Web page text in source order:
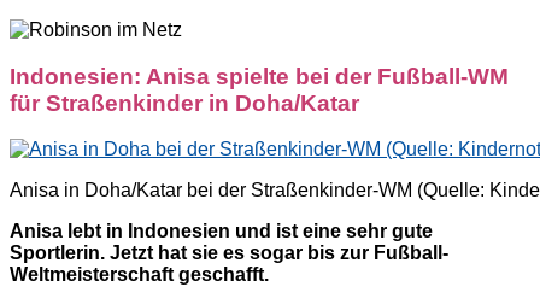
Indonesien: Anisa spielte bei der Fußball-WM
für Straßenkinder in Doha/Katar
Anisa in Doha/Katar bei der Straßenkinder-WM (Quelle:
Anisa lebt in Indonesien und ist eine sehr gute
Sportlerin. Jetzt hat sie es sogar bis zur Fußball-
Weltmeisterschaft geschafft.